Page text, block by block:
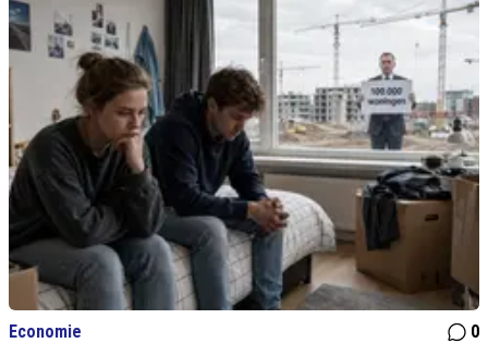
Economie
0